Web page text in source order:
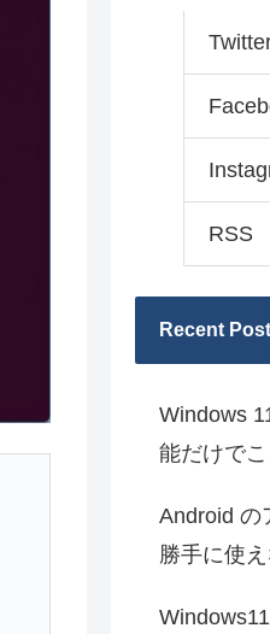
RSS
Recent
Windows
能だけで
Android の
勝手に使